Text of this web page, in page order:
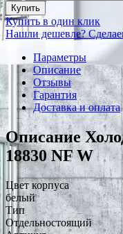
Купить
Купить в один клик
Нашли дешевле?
Параметры
Описание
Отзывы
Гарантия
Доставка и оплата
Описание
18830 NF W
Цвет корпуса
белый
Тип
Отдельностоящий